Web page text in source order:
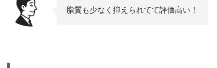
脂質も少なく抑えられてて評価高い！